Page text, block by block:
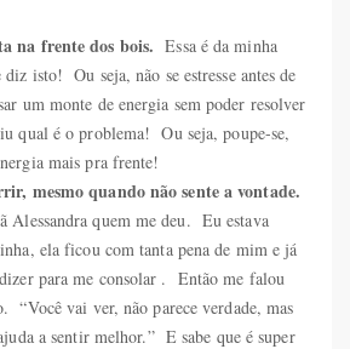
na frente dos bois. Essa é da minha
isto! Ou seja, não se estresse antes de
um monte de energia sem poder resolver
qual é o problema! Ou seja, poupe-se,
mais pra frente!
mesmo quando não sente a vontade.
Alessandra quem me deu. Eu estava
ela ficou com tanta pena de mim e já
para me consolar . Então me falou
“Você vai ver, não parece verdade, mas
a sentir melhor.” E sabe que é super